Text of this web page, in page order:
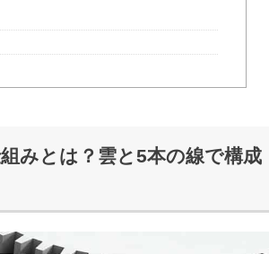
みとは？雲と5本の線で構成